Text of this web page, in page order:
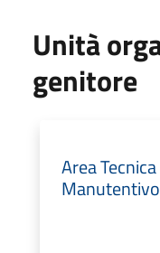
Unità
genitore
Area